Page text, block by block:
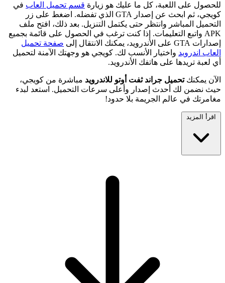
للحصول على اللعبة، كل ما عليك هو زيارة قسم تحميل العاب في
كويجي، ثم ابحث عن إصدار GTA الذي تفضله. اضغط على زر
التحميل المباشر وانتظر حتى يكتمل التنزيل. بعد ذلك، افتح ملف
APK واتبع التعليمات. إذا كنت ترغب في الحصول على قائمة بجميع
إصدارات GTA على الأندرويد، يمكنك الانتقال إلى
صفحة تحميل
العاب اندرويد واختيار الأنسب لك. كويجي هو وجهتك الآمنة لتحميل
أي لعبة تريدها على هاتفك الأندرويد.
الآن يمكنكتحميل جراند ثفت أوتو للاندرويد مباشرة من كويجي،
حيث نضمن لك أحدث إصدار وأعلى سرعات التحميل. استعد لبدء
مغامرتك في عالم الجريمة بلا حدود!
اقرأ المزيد